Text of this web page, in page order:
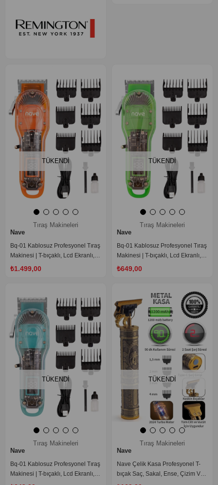
TÜKENDI
Tıraş Makineleri
Nave
Bq-01 Kablosuz Profesyonel Tıraş
Makinesi | T-bıçaklı, Lcd Ekranlı,
Usb Şarjlı, 6 Taraklı
₺1.499,00
TÜKENDI
Tıraş Makineleri
Nave
Bq-01 Kablosuz Profesyonel Tıraş
Makinesi | T-bıçaklı, Lcd Ekranlı,
Usb Şarjlı, 6 Taraklı
₺649,00
TÜKENDI
Tıraş Makineleri
Nave
Bq-01 Kablosuz Profesyonel Tıraş
Makinesi | T-bıçaklı, Lcd Ekranlı,
Usb Şarjlı, 6 Taraklı
TÜKENDI
Tıraş Makineleri
Nave
Nave Çelik Kasa Profesyonel T-
bıçak Saç, Sakal, Ense, Çizim Ve
Lazer Epilasyon Öncesi Tıraş